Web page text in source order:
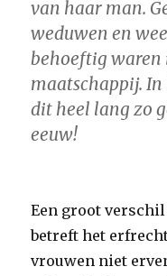
van haar man.
weduwen en
behoeftig waren
maatschappij.
dit heel lang zo
eeuw!
Een groot
betreft het
vrouwen niet